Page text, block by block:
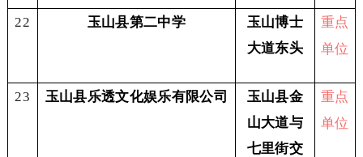
22 玉山县第二中学
玉山博士
大道东头
重点
单位
23 玉山县乐透文化娱乐有限公司
玉山县金
山大道与
七里街交
重点
单位